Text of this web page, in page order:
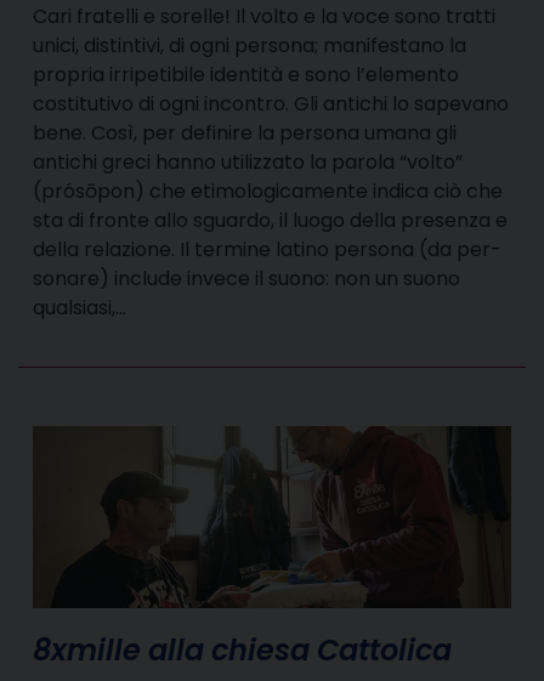
Cari fratelli e sorelle! Il volto e la voce sono tratti
unici, distintivi, di ogni persona; manifestano la
propria irripetibile identità e sono l’elemento
costitutivo di ogni incontro. Gli antichi lo sapevano
bene. Così, per definire la persona umana gli
antichi greci hanno utilizzato la parola “volto”
(prósōpon) che etimologicamente indica ciò che
sta di fronte allo sguardo, il luogo della presenza e
della relazione. Il termine latino persona (da per-
sonare) include invece il suono: non un suono
qualsiasi,…
8xmille alla chiesa Cattolica